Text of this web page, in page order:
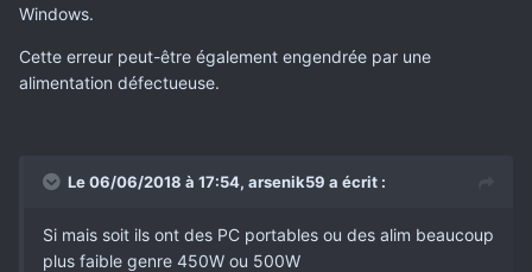
Windows.
Cette erreur peut-être également engendrée par une
alimentation défectueuse.
Le 06/06/2018 à 17:54, arsenik59 a écrit :
Si mais soit ils ont des PC portables ou des alim beaucoup
plus faible genre 450W ou 500W